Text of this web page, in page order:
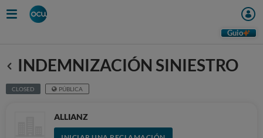
Guio
Anterior
INDEMNIZACIÓN SINIESTRO
CLOSED PÚBLICA
ALLIANZ